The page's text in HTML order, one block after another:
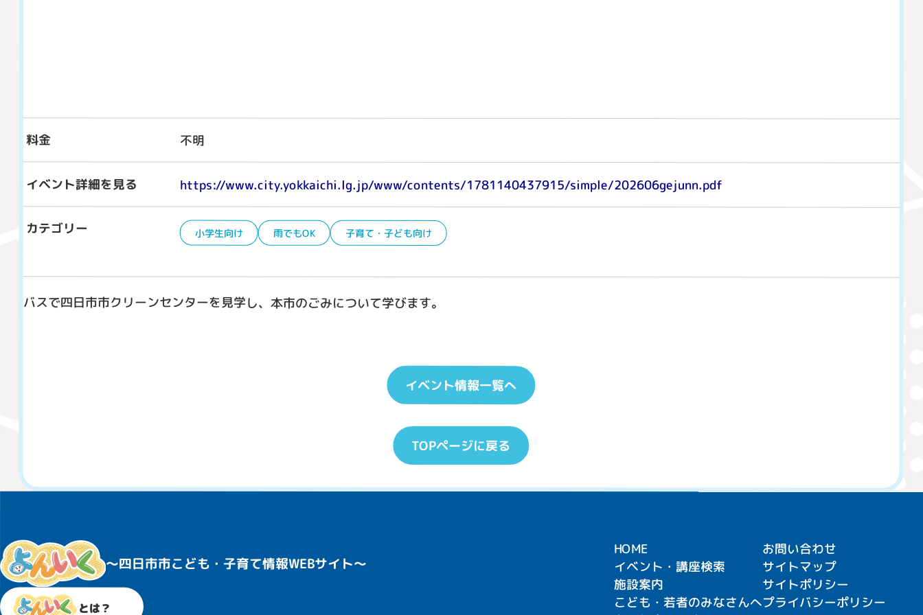
料金 不明
イベント詳細を見る https://www.city.yokkaichi.lg.jp/www/contents/1781140437915/simple/202606gejunn.pdf
カテゴリー 小学生向け 雨でもOK 子育て・子ども向け
バスで四日市市クリーンセンターを見学し、本市のごみについて学びます。
イベント情報一覧へ
TOPページに戻る
〜四日市市こども・子育て情報WEBサイト〜
とは？
HOME
イベント・講座検索
施設案内
こども・若者のみなさんへ
お問い合わせ
サイトマップ
サイトポリシー
プライバシーポリシー